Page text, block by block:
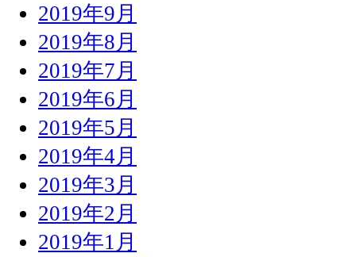
2019年9月
2019年8月
2019年7月
2019年6月
2019年5月
2019年4月
2019年3月
2019年2月
2019年1月